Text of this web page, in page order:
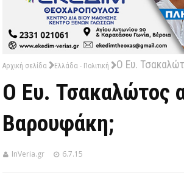
Αρχική σελίδα Ελλάδα - Πολιτική Ο Ευ.
Ο Ευ. Τσακαλώτος
Βαρουφάκη;
InVeria.gr 6.7.15